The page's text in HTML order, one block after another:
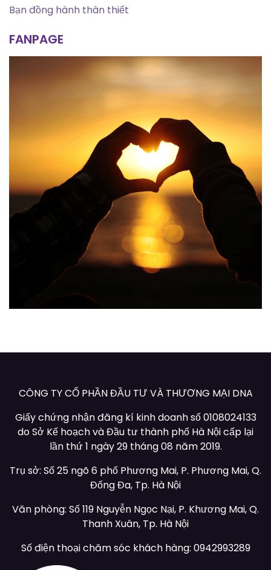
Bạn đồng hành thân thiết
FANPAGE
CÔNG TY CỔ PHẦN ĐẦU TƯ VÀ THƯƠNG MẠI DNA
Giấy chứng nhận đăng kí kinh doanh số 0108024133
do Sở Kế hoạch và Đầu tư thành phố Hà Nội cấp lại
lần thứ 1 ngày 29 tháng 08 năm 2019.
Trụ sở: Số 25 ngõ 6 phố Phương Mai, P. Phương Mai, Q.
Đống Đa, Tp. Hà Nội
Văn phòng: Số 119 Nguyễn Ngọc Nại, P. Khương Mai, Q.
Thanh Xuân, Tp. Hà Nội
Số điện thoại chăm sóc khách hàng: 0942993289